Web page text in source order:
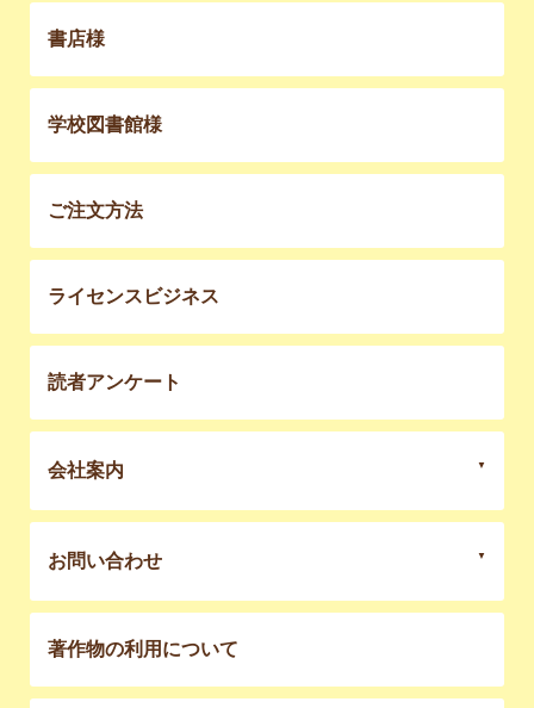
書店様
学校図書館様
ご注文方法
ライセンスビジネス
読者アンケート
会社案内
お問い合わせ
著作物の利用について